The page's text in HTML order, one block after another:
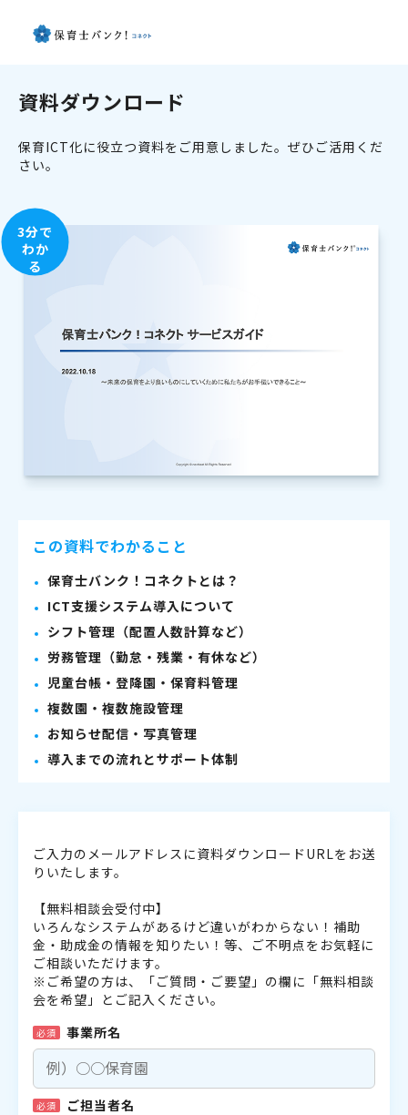
資料ダウンロード
保育ICT化に役立つ資料をご用意しました。ぜひご活用くだ
さい。
3分で
わか
る
この資料でわかること
保育士バンク！コネクトとは？
ICT支援システム導入について
シフト管理（配置人数計算など）
労務管理（勤怠・残業・有休など）
児童台帳・登降園・保育料管理
複数園・複数施設管理
お知らせ配信・写真管理
導入までの流れとサポート体制
ご入力のメールアドレスに資料ダウンロードURLをお送
りいたします。
【無料相談会受付中】
いろんなシステムがあるけど違いがわからない！補助
金・助成金の情報を知りたい！等、ご不明点をお気軽に
ご相談いただけます。
※ご希望の方は、「ご質問・ご要望」の欄に「無料相談
会を希望」とご記入ください。
必須 事業所名
必須 ご担当者名